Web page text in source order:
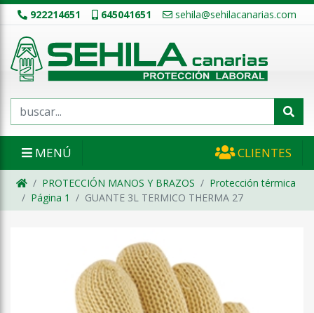
922214651 645041651 sehila@sehilacanarias.com
MENÚ CLIENTES
PROTECCIÓN MANOS Y BRAZOS
Protección térmica
Página 1
GUANTE 3L TERMICO THERMA 27